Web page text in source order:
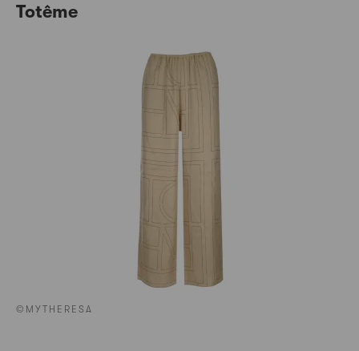
Totême
©MYTHERESA